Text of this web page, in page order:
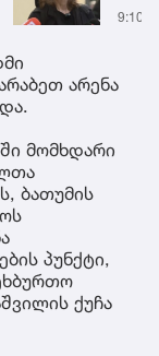
9:10
არენა
მომხდარი
ბათუმის
პუნქტი,
ქუჩა